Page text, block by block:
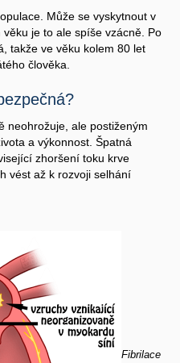
Může se vyskytnout v
je to ale spíše vzácně. Po
takže ve věku kolem 80 let
člověka.
neohrožuje, ale postiženým
a výkonnost. Špatná
zhoršení toku krve
vést až k rozvoji selhání
Fibrilace